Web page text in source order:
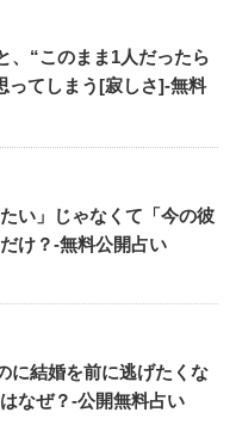
、“このまま1人だったら
ってしまう[寂しさ]-無料
い」じゃなくて「今の彼
け？-無料公開占い
に結婚を前に逃げたくな
なぜ？-公開無料占い